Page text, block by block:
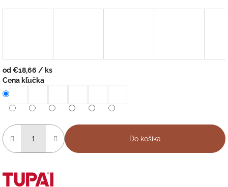
od€18,66 / ks
Jednotková
cena:
Cena kľučka
Do košíka